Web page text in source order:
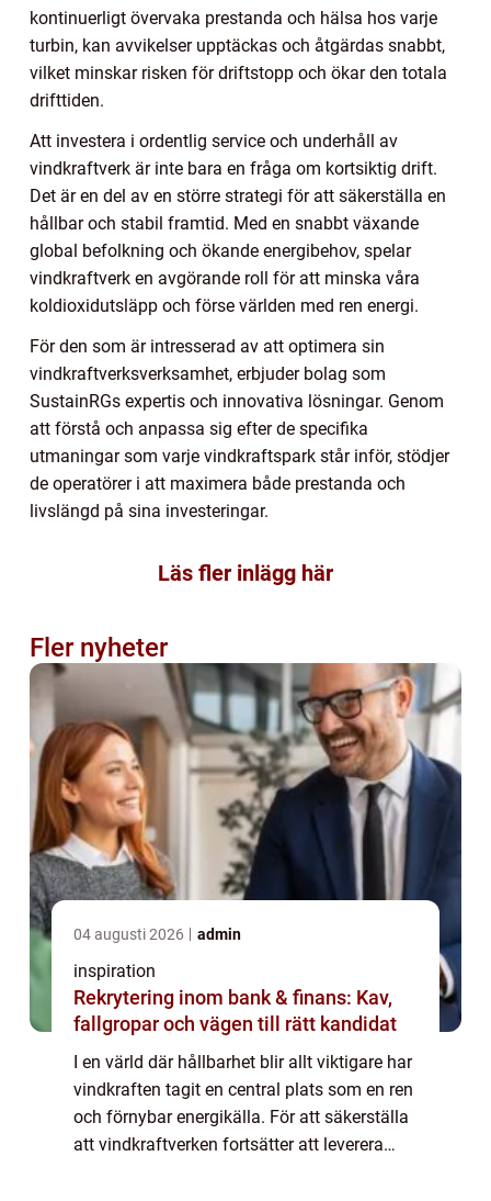
kontinuerligt övervaka prestanda och hälsa hos varje
turbin, kan avvikelser upptäckas och åtgärdas snabbt,
vilket minskar risken för driftstopp och ökar den totala
drifttiden.
Att investera i ordentlig service och underhåll av
vindkraftverk är inte bara en fråga om kortsiktig drift.
Det är en del av en större strategi för att säkerställa en
hållbar och stabil framtid. Med en snabbt växande
global befolkning och ökande energibehov, spelar
vindkraftverk en avgörande roll för att minska våra
koldioxidutsläpp och förse världen med ren energi.
För den som är intresserad av att optimera sin
vindkraftverksverksamhet, erbjuder bolag som
SustainRGs expertis och innovativa lösningar. Genom
att förstå och anpassa sig efter de specifika
utmaningar som varje vindkraftspark står inför, stödjer
de operatörer i att maximera både prestanda och
livslängd på sina investeringar.
Läs fler inlägg här
Fler nyheter
04 augusti 2026 admin
inspiration
Rekrytering inom bank & finans: Kav,
fallgropar och vägen till rätt kandidat
I en värld där hållbarhet blir allt viktigare har
vindkraften tagit en central plats som en ren
och förnybar energikälla. För att säkerställa
att vindkraftverken fortsätter att leverera